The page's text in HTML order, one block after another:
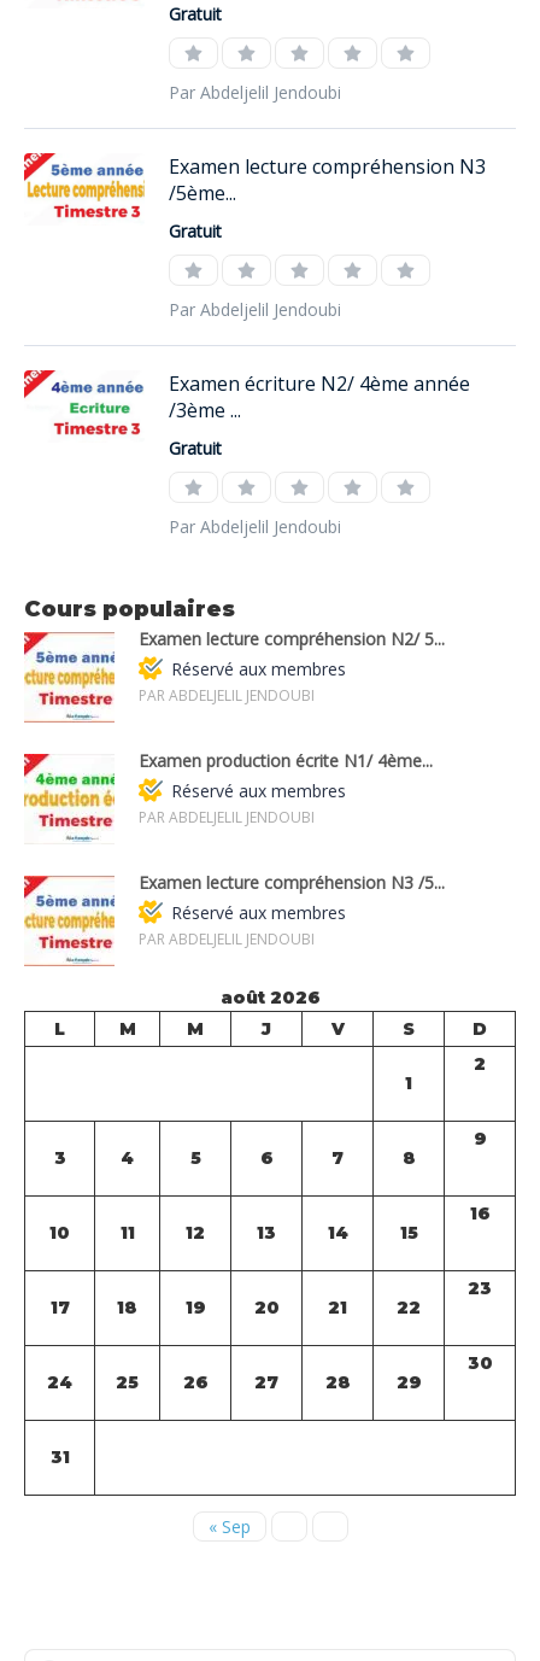
Gratuit
Par Abdeljelil Jendoubi
Examen lecture compréhension N3
/5ème...
Gratuit
Par Abdeljelil Jendoubi
Examen écriture N2/ 4ème année
/3ème ...
Gratuit
Par Abdeljelil Jendoubi
Cours populaires
Examen lecture compréhension N2/ 5...
Réservé aux membres
PAR ABDELJELIL JENDOUBI
Examen production écrite N1/ 4ème...
Réservé aux membres
PAR ABDELJELIL JENDOUBI
Examen lecture compréhension N3 /5...
Réservé aux membres
PAR ABDELJELIL JENDOUBI
août 2026
L
M M J V S D
1
2
3 4 5 6 7 8
9
10 11 12 13 14 15
16
17 18 19 20 21 22
23
24 25 26 27 28 29
30
31
« Sep